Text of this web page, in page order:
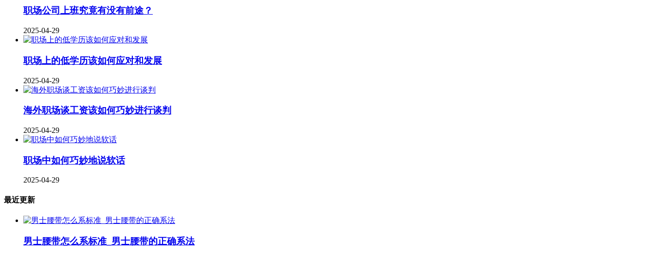
职场公司上班究竟有没有前途？
2025-04-29
职场上的低学历该如何应对和发展
2025-04-29
海外职场谈工资该如何巧妙进行谈判
2025-04-29
职场中如何巧妙地说软话
2025-04-29
最近更新
男士腰带怎么系标准_男士腰带的正确系法